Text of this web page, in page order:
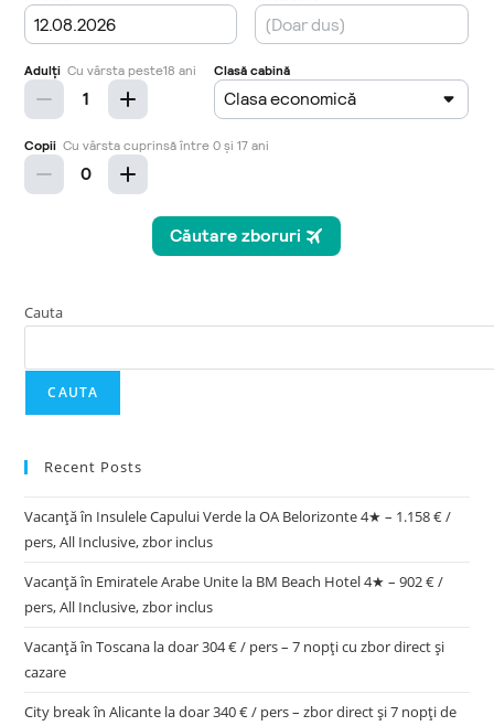
Cauta
CAUTA
Recent Posts
Vacanță în Insulele Capului Verde la OA Belorizonte 4★ – 1.158 € /
pers, All Inclusive, zbor inclus
Vacanță în Emiratele Arabe Unite la BM Beach Hotel 4★ – 902 € /
pers, All Inclusive, zbor inclus
Vacanță în Toscana la doar 304 € / pers – 7 nopți cu zbor direct și
cazare
City break în Alicante la doar 340 € / pers – zbor direct și 7 nopți de